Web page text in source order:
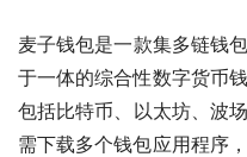
麦子钱包是一款集多链钱
于一体的综合性数字货币
包括比特币、以太坊、波
需下载多个钱包应用程序